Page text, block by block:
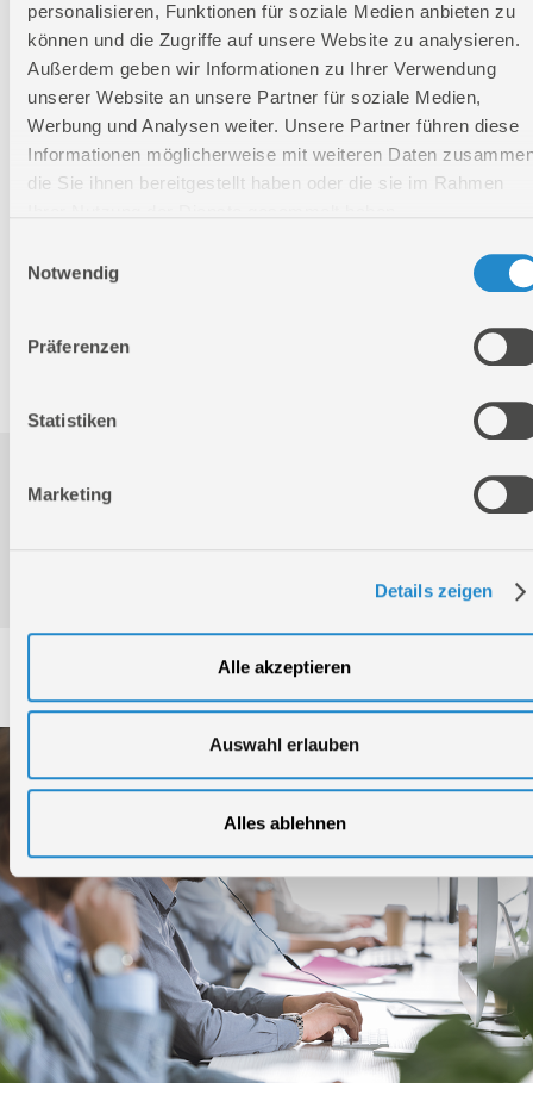
personalisieren, Funktionen für soziale Medien anbieten zu
können und die Zugriffe auf unsere Website zu analysieren.
Außerdem geben wir Informationen zu Ihrer Verwendung
unserer Website an unsere Partner für soziale Medien,
Werbung und Analysen weiter. Unsere Partner führen diese
Informationen möglicherweise mit weiteren Daten
die Sie ihnen bereitgestellt haben oder die sie im Rahmen
Notwendig
Präferenzen
Statistiken
Marketing
Details zeigen
Alle akzeptieren
Auswahl erlauben
Alles ablehnen
Logistische Daten
Verpackungsmaße
Länge
170 mm
Breite
100 mm
Höhe
6 mm
4015671940926
Artikelnummer:
Service